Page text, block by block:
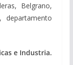
Belgrano,
departamento
e Industria.